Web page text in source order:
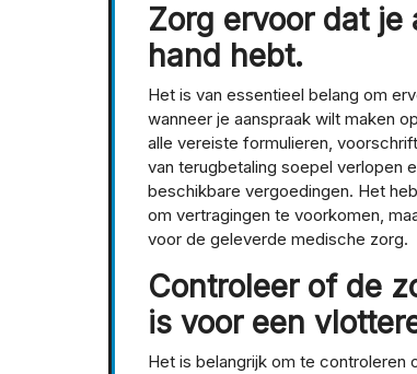
Zorg ervoor dat
hand hebt.
Het is van essentieel belang om
wanneer je aanspraak wilt maken
alle vereiste formulieren,
van terugbetaling soepel verlopen
beschikbare vergoedingen. Het
om vertragingen te voorkomen,
voor de geleverde medische zorg.
Controleer of de
is voor een
Het is belangrijk om te